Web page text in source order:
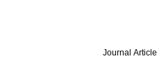
Journal Article